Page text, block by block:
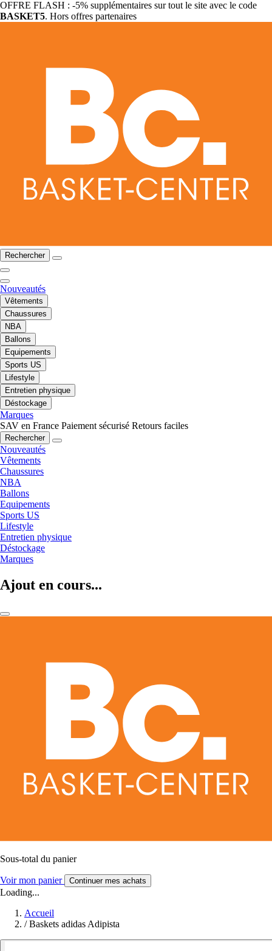
OFFRE FLASH : -5% supplémentaires sur tout le site avec le code
BASKET5. Hors offres partenaires
Rechercher
Nouveautés
Vêtements
Chaussures
NBA
Ballons
Equipements
Sports US
Lifestyle
Entretien physique
Déstockage
Marques
SAV en France Paiement sécurisé Retours faciles
Rechercher
Nouveautés
Vêtements
Chaussures
NBA
Ballons
Equipements
Sports US
Lifestyle
Entretien physique
Déstockage
Marques
Ajout en cours...
Sous-total du panier
Voir mon panier Continuer mes achats
Loading...
Accueil
/ Baskets adidas Adipista